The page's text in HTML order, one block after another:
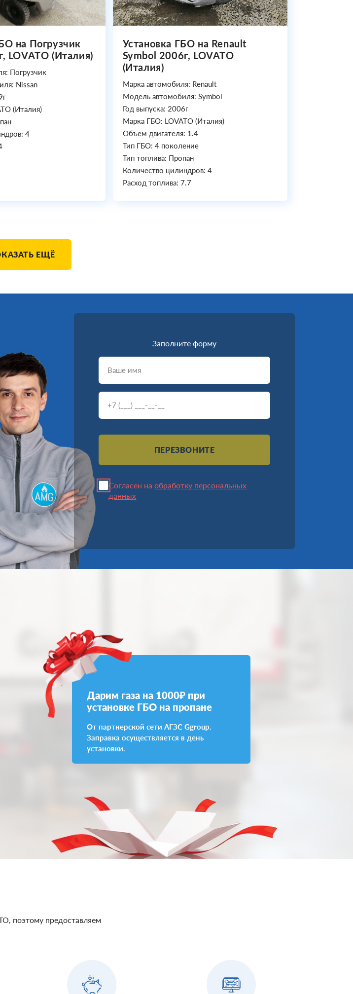
на Погрузчик
LOVATO (Италия)
Погрузчик
Nissan
(Италия)
4
Установка ГБО на Renault
Symbol 2006г, LOVATO
(Италия)
Марка автомобиля: Renault
Модель автомобиля: Symbol
Год выпуска: 2006г
Марка ГБО: LOVATO (Италия)
Объем двигателя: 1.4
Тип ГБО: 4 поколение
Тип топлива: Пропан
Количество цилиндров: 4
Расход топлива: 7.7
ЕЩЁ
Заполните форму
ПЕРЕЗВОНИТЕ
Согласен наобработку персональных
данных
Дарим газа на 1000₽ при
установке ГБО на пропане
От партнерской сети АГЗС Ggroup.
Заправка осуществляется в день
установки.
поэтому предоставляем